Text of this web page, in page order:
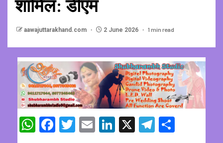
शामिल: डीएम
aawajuttarakhand.com 2 June 2026 1 min read
WhatsApp
Facebook
Twitter
EmailLinkedIn
X Telegram